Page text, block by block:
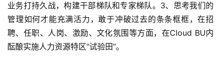
业务打持久战，构建干部梯队和专家梯队。3、思考我们的
管理如何才能充满活力，敢于冲破过去的条条框框，在招
聘、任职、人岗、激励、文化氛围等方面，在Cloud BU内
酝酿实施人力资源特区“试验田”。